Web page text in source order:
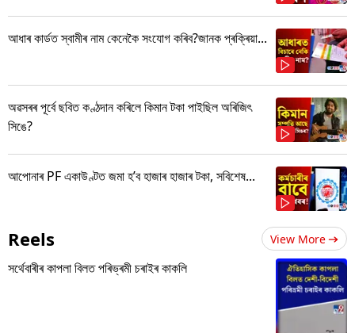
আধাৰ কাৰ্ডত স্বামীৰ নাম কেনেকৈ সংযোগ কৰিব?জানক প্ৰক্ৰিয়া...
অৱসৰৰ পূৰ্বে ছবিত কণ্ঠদান কৰিলে কিমান টকা পাইছিল অৰিজিৎ
সিঙে?
আপোনাৰ PF একাউণ্টত জমা হ’ব হাজাৰ হাজাৰ টকা, সবিশেষ...
Reels View More
সৰ্থেবাৰীৰ কাপলা বিলত পৰিভ্ৰমী চৰাইৰ কাকলি